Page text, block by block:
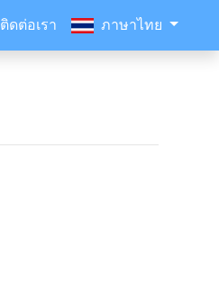
ติดต่อเรา ภาษาไทย